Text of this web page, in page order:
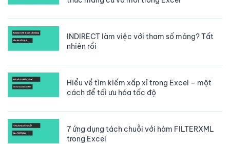
INDIRECT làm việc với tham số mảng? Tất
nhiên rồi
Hiểu về tìm kiếm xấp xỉ trong Excel – một
cách để tối ưu hóa tốc độ
7 ứng dụng tách chuỗi với hàm FILTERXML
trong Excel